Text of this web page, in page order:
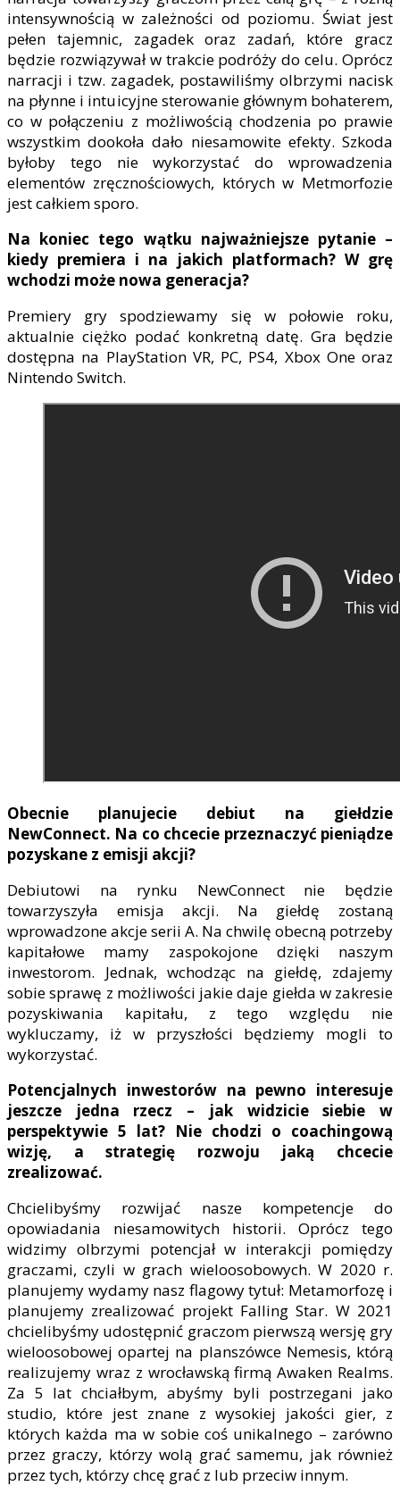
intensywnością w zależności od poziomu. Świat jest
pełen tajemnic, zagadek oraz zadań, które gracz
będzie rozwiązywał w trakcie podróży do celu. Oprócz
narracji i tzw. zagadek, postawiliśmy olbrzymi nacisk
na płynne i intuicyjne sterowanie głównym bohaterem,
co w połączeniu z możliwością chodzenia po prawie
wszystkim dookoła dało niesamowite efekty. Szkoda
byłoby tego nie wykorzystać do wprowadzenia
elementów zręcznościowych, których w Metmorfozie
jest całkiem sporo.
Na koniec tego wątku najważniejsze pytanie –
kiedy premiera i na jakich platformach? W grę
wchodzi może nowa generacja?
Premiery gry spodziewamy się w połowie roku,
aktualnie ciężko podać konkretną datę. Gra będzie
dostępna na PlayStation VR, PC, PS4, Xbox One oraz
Nintendo Switch.
Obecnie planujecie debiut na giełdzie
NewConnect. Na co chcecie przeznaczyć pieniądze
pozyskane z emisji akcji?
Debiutowi na rynku NewConnect nie będzie
towarzyszyła emisja akcji. Na giełdę zostaną
wprowadzone akcje serii A. Na chwilę obecną potrzeby
kapitałowe mamy zaspokojone dzięki naszym
inwestorom. Jednak, wchodząc na giełdę, zdajemy
sobie sprawę z możliwości jakie daje giełda w zakresie
pozyskiwania kapitału, z tego względu nie
wykluczamy, iż w przyszłości będziemy mogli to
wykorzystać.
Potencjalnych inwestorów na pewno interesuje
jeszcze jedna rzecz – jak widzicie siebie w
perspektywie 5 lat? Nie chodzi o coachingową
wizję, a strategię rozwoju jaką chcecie
zrealizować.
Chcielibyśmy rozwijać nasze kompetencje do
opowiadania niesamowitych historii. Oprócz tego
widzimy olbrzymi potencjał w interakcji pomiędzy
graczami, czyli w grach wieloosobowych. W 2020 r.
planujemy wydamy nasz flagowy tytuł: Metamorfozę i
planujemy zrealizować projekt Falling Star. W 2021
chcielibyśmy udostępnić graczom pierwszą wersję gry
wieloosobowej opartej na planszówce Nemesis, którą
realizujemy wraz z wrocławską firmą Awaken Realms.
Za 5 lat chciałbym, abyśmy byli postrzegani jako
studio, które jest znane z wysokiej jakości gier, z
których każda ma w sobie coś unikalnego – zarówno
przez graczy, którzy wolą grać samemu, jak również
przez tych, którzy chcę grać z lub przeciw innym.